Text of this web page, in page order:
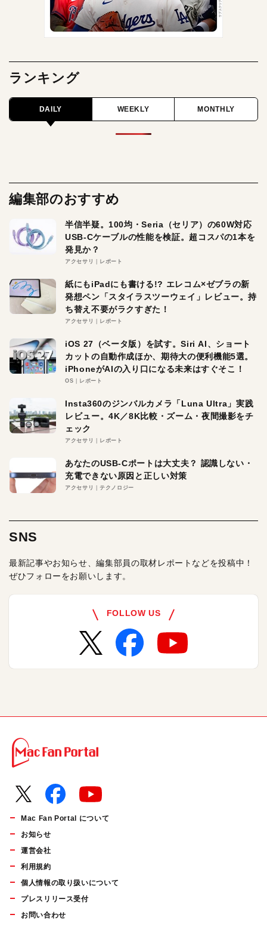
ランキング
DAILY WEEKLY MONTHLY
編集部のおすすめ
半信半疑。100均・Seria（セリア）の60W対応
USB-Cケーブルの性能を検証。超コスパの1本を
発見か？
アクセサリ レポート
紙にもiPadにも書ける!? エレコム×ゼブラの新
発想ペン「スタイラスツーウェイ」レビュー。持
ち替え不要がラクすぎた！
アクセサリ レポート
iOS 27（ベータ版）を試す。Siri AI、ショート
カットの自動作成ほか、期待大の便利機能5選。
iPhoneがAIの入り口になる未来はすぐそこ！
OS レポート
Insta360のジンバルカメラ「Luna Ultra」実践
レビュー。4K／8K比較・ズーム・夜間撮影をチ
ェック
アクセサリ レポート
あなたのUSB-Cポートは大丈夫？ 認識しない・
充電できない原因と正しい対策
アクセサリ テクノロジー
SNS
最新記事やお知らせ、編集部員の取材レポートなどを投稿中！
ぜひフォローをお願いします。
FOLLOW US
Mac Fan Portal について
お知らせ
運営会社
利用規約
個人情報の取り扱いについて
プレスリリース受付
お問い合わせ